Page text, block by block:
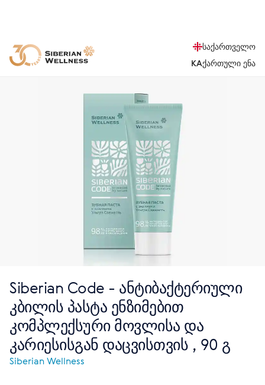
საქართველო
KAქართული ენა
Siberian Code - ანტიბაქტერიული
კბილის პასტა ენზიმებით
კომპლექსური მოვლისა და
კარიესისგან დაცვისთვის , 90 გ
Siberian Wellness